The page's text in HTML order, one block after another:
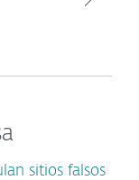
sitios falsos